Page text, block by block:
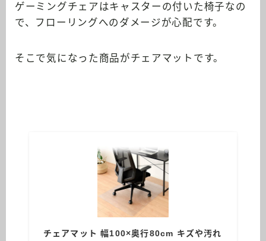
ゲーミングチェアはキャスターの付いた椅子なの
で、フローリングへのダメージが心配です。
そこで気になった商品がチェアマットです。
チェアマット 幅100×奥行80cm キズや汚れ